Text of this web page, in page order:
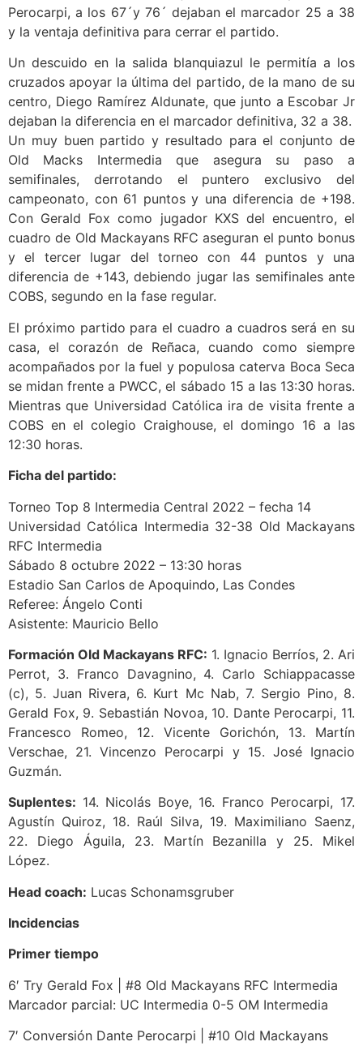
Perocarpi, a los 67´y 76´ dejaban el marcador 25 a 38
y la ventaja definitiva para cerrar el partido.
Un descuido en la salida blanquiazul le permitía a los
cruzados apoyar la última del partido, de la mano de su
centro, Diego Ramírez Aldunate, que junto a Escobar Jr
dejaban la diferencia en el marcador definitiva, 32 a 38.
Un muy buen partido y resultado para el conjunto de
Old Macks Intermedia que asegura su paso a
semifinales, derrotando el puntero exclusivo del
campeonato, con 61 puntos y una diferencia de +198.
Con Gerald Fox como jugador KXS del encuentro, el
cuadro de Old Mackayans RFC aseguran el punto bonus
y el tercer lugar del torneo con 44 puntos y una
diferencia de +143, debiendo jugar las semifinales ante
COBS, segundo en la fase regular.
El próximo partido para el cuadro a cuadros será en su
casa, el corazón de Reñaca, cuando como siempre
acompañados por la fuel y populosa caterva Boca Seca
se midan frente a PWCC, el sábado 15 a las 13:30 horas.
Mientras que Universidad Católica ira de visita frente a
COBS en el colegio Craighouse, el domingo 16 a las
12:30 horas.
Ficha del partido:
Torneo Top 8 Intermedia Central 2022 – fecha 14
Universidad Católica Intermedia 32-38 Old Mackayans
RFC Intermedia
Sábado 8 octubre 2022 – 13:30 horas
Estadio San Carlos de Apoquindo, Las Condes
Referee: Ángelo Conti
Asistente: Mauricio Bello
Formación Old Mackayans RFC: 1. Ignacio Berríos, 2. Ari
Perrot, 3. Franco Davagnino, 4. Carlo Schiappacasse
(c), 5. Juan Rivera, 6. Kurt Mc Nab, 7. Sergio Pino, 8.
Gerald Fox, 9. Sebastián Novoa, 10. Dante Perocarpi, 11.
Francesco Romeo, 12. Vicente Gorichón, 13. Martín
Verschae, 21. Vincenzo Perocarpi y 15. José Ignacio
Guzmán.
Suplentes: 14. Nicolás Boye, 16. Franco Perocarpi, 17.
Agustín Quiroz, 18. Raúl Silva, 19. Maximiliano Saenz,
22. Diego Águila, 23. Martín Bezanilla y 25. Mikel
López.
Head coach: Lucas Schonamsgruber
Incidencias
Primer tiempo
6′ Try Gerald Fox | #8 Old Mackayans RFC Intermedia
Marcador parcial: UC Intermedia 0-5 OM Intermedia
7′ Conversión Dante Perocarpi | #10 Old Mackayans